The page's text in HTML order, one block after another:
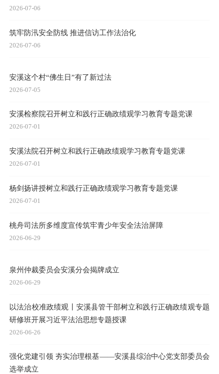
2026-07-06
筑牢防汛安全防线 推进信访工作法治化
2026-07-06
安溪这个村“佛生日”有了新过法
2026-07-05
安溪检察院召开树立和践行正确政绩观学习教育专题党课
2026-07-01
安溪法院召开树立和践行正确政绩观学习教育专题党课
2026-07-01
杨剑扬讲授树立和践行正确政绩观学习教育专题党课
2026-07-01
桃舟司法所多维度宣传筑牢青少年安全法治屏障
2026-06-29
泉州仲裁委员会安溪分会揭牌成立
2026-06-29
以法治校准政绩观丨安溪县管干部树立和践行正确政绩观专题
研修班开展习近平法治思想专题授课
2026-06-26
强化党建引领 夯实治理根基——安溪县综治中心党支部委员会
选举成立